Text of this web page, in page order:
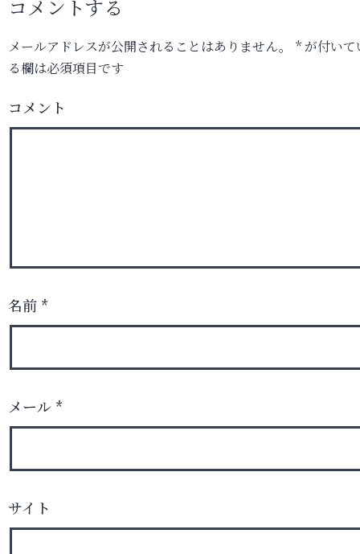
コメントする
メールアドレスが公開されることはありません。 *が付いて
る欄は必須項目です
コメント
名前 *
メール *
サイト